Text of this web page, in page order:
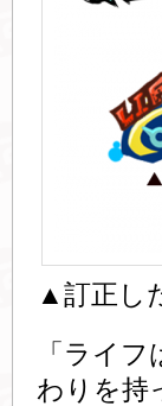
▲訂正し
「ライ
わりを持